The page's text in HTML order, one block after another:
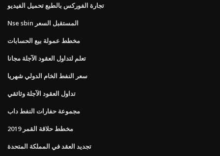
تجارة الفوركس بالطبع تحميل الفيديو
Nse sbin المستقبل السعر
مخطط عمولة بيع الحسابات
تعلم لتداول العقود الآجلة مجانا
سعر النفط الخام الدولي شهريا
تداول العقود الآجلة وثائقي
مجموعة حفارات النفط داب
مخطط حلاقة القمر 2019
تجديد العقد في المملكة المتحدة